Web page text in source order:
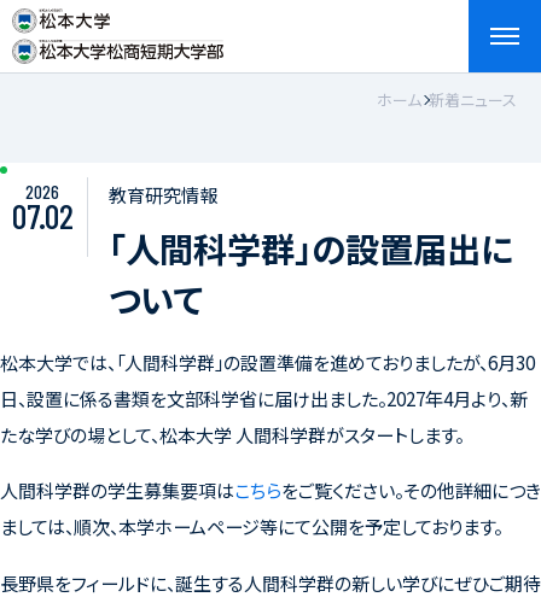
English
ホーム 新着ニュース
2026
07.02
教育研究情報
「人間科学群」の設置届出に
ついて
松本大学では、「人間科学群」の設置準備を進めておりましたが、6月30
日、設置に係る書類を文部科学省に届け出ました。2027年4月より、新
たな学びの場として、松本大学 人間科学群がスタートします。
人間科学群の学生募集要項はこちらをご覧ください。その他詳細につき
ましては、順次、本学ホームページ等にて公開を予定しております。
長野県をフィールドに、誕生する人間科学群の新しい学びにぜひご期待